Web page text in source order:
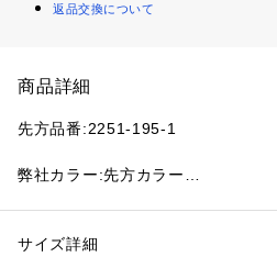
返品交換について
商品詳細
先方品番:2251-195-1
弊社カラー:先方カラー
ベージュ(027):MO
性別：レディース
サイズ詳細